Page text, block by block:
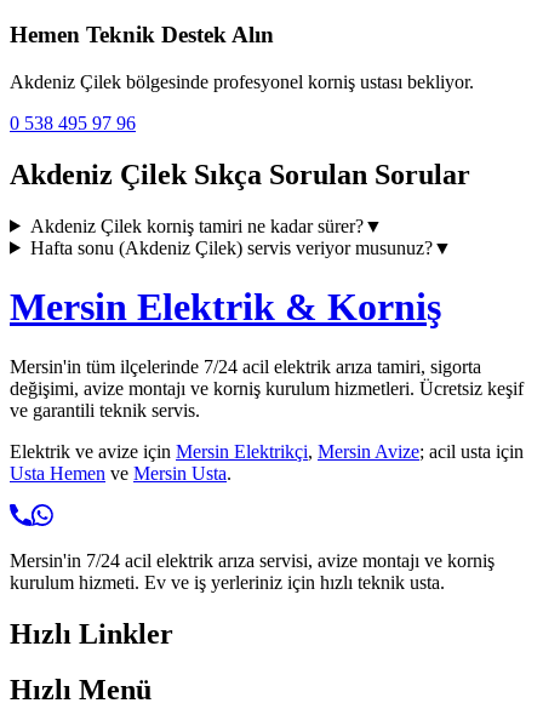
Hemen Teknik Destek Alın
Akdeniz Çilek bölgesinde profesyonel korniş ustası bekliyor.
0 538 495 97 96
Akdeniz Çilek Sıkça Sorulan Sorular
Akdeniz Çilekkorniş tamiri ne kadar sürer?▼
Hafta sonu (Akdeniz Çilek) servis veriyor musunuz?▼
Mersin Elektrik & Korniş
Mersin'in tüm ilçelerinde 7/24 acil elektrik arıza tamiri, sigorta
değişimi, avize montajı ve korniş kurulum hizmetleri. Ücretsiz keşif
ve garantili teknik servis.
Elektrik ve avize için Mersin Elektrikçi, Mersin Avize; acil usta için
Usta Hemen ve Mersin Usta.
Mersin'in 7/24 acil elektrik arıza servisi, avize montajı ve korniş
kurulum hizmeti. Ev ve iş yerleriniz için hızlı teknik usta.
Hızlı Linkler
Hızlı Menü